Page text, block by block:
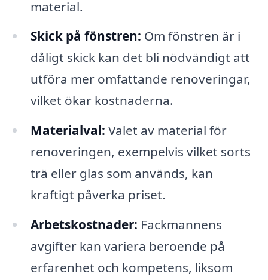
material.
Skick på fönstren: Om fönstren är i
dåligt skick kan det bli nödvändigt att
utföra mer omfattande renoveringar,
vilket ökar kostnaderna.
Materialval: Valet av material för
renoveringen, exempelvis vilket sorts
trä eller glas som används, kan
kraftigt påverka priset.
Arbetskostnader: Fackmannens
avgifter kan variera beroende på
erfarenhet och kompetens, liksom